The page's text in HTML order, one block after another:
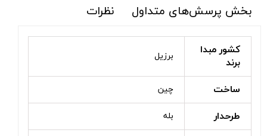
بخش پرسش‌های متداول نظرات
کشور مبدا
برند
برزیل
ساخت چین
طرحدار بله